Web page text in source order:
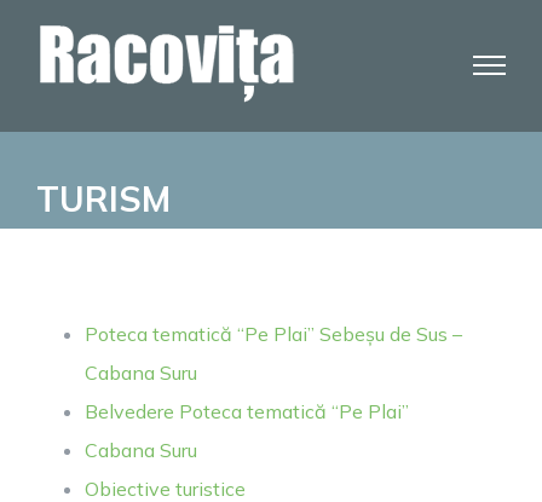
TURISM
Poteca tematică “Pe Plai” Sebeșu de Sus –
Cabana Suru
Belvedere Poteca tematică “Pe Plai”
Cabana Suru
Obiective turistice